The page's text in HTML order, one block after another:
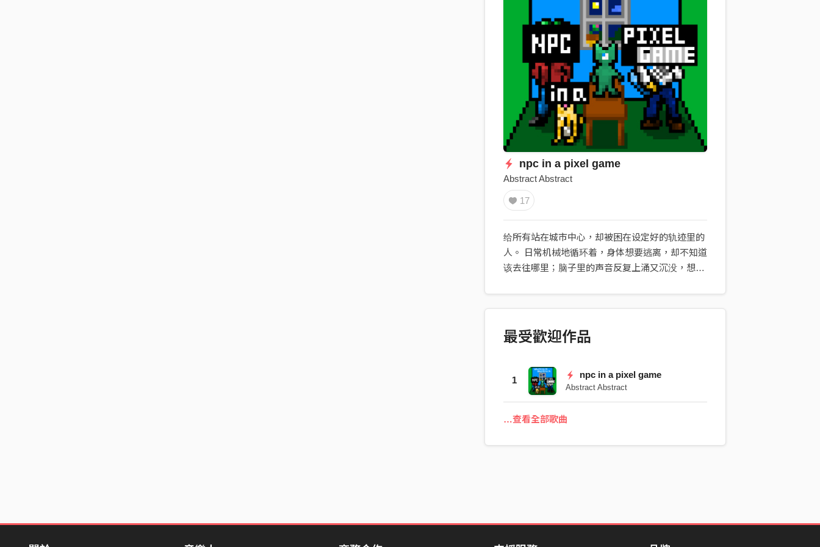
npc in a pixel game
Abstract Abstract
17
给所有站在城市中心，却被困在设定好的轨迹里的
人。 日常机械地循环着，身体想要逃离，却不知道
该去往哪里；脑子里的声音反复上涌又沉没，想和
声：czkl 吉他：Antqwq/czkl 贝斯：inu 鼓组：
Greeen 制作人：Sean 吴笑然 录音：Sean 吴笑然
组） 混音：Sean 吴笑然 母带：Sean 吴笑然 封面
设计：inu
最受歡迎作品
1
npc in a pixel game
Abstract Abstract
…查看全部歌曲